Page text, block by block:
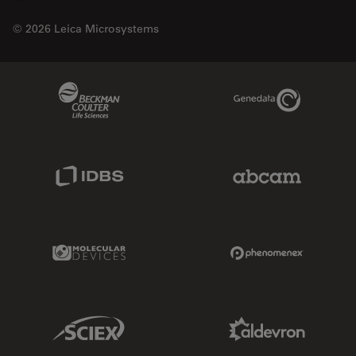
© 2026 Leica Microsystems
Genedata Link
Molecular Devices Link
Sciex Link